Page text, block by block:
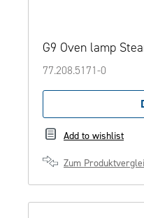
G9 Oven lamp
77.208.5171-0
Add to wishlist
Zum